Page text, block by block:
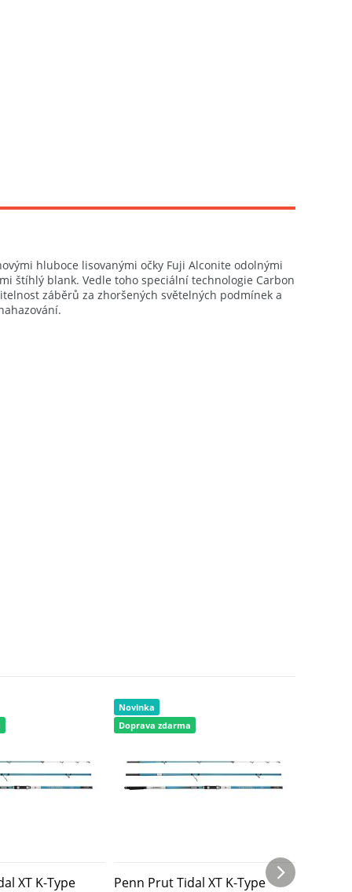
hluboce lisovanými očky Fuji Alconite odolnými
štíhlý blank. Vedle toho speciální technologie Carbon
záběrů za zhoršených světelných podmínek a
XT K-Type
Novinka
Doprava zdarma
Penn Prut Tidal XT K-Type